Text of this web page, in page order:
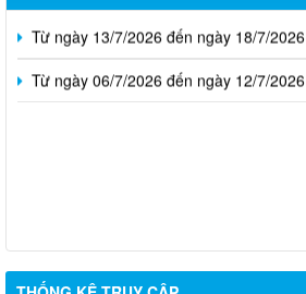
Từ ngày 13/7/2026 đến ngày 18/7/2026
Từ ngày 06/7/2026 đến ngày 12/7/2026